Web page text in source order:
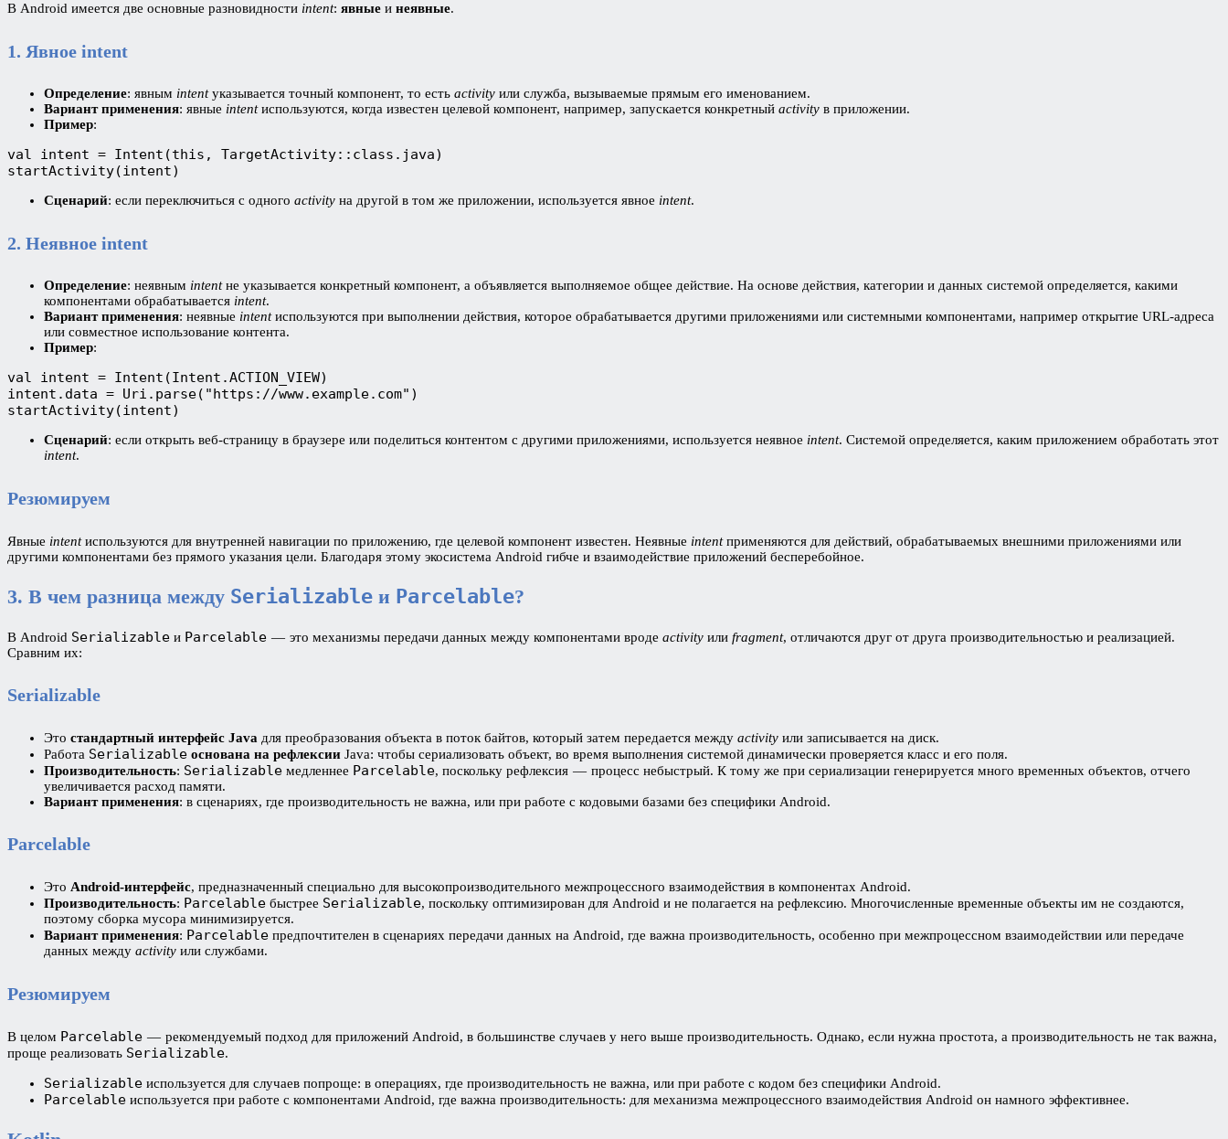
В Android имеется две основные разновидности intent: явные и неявные.
1. Явное intent
Определение: явным intentуказывается точный компонент, то есть activity или служба, вызываемые прямым его именованием.
Вариант применения: явные intentиспользуются, когда известен целевой компонент, например, запускается конкретный activity в приложении.
Пример:
val intent = Intent(this, TargetActivity::class.java)
startActivity(intent)
Сценарий: если переключиться с одного activity на другой в том же приложении, используется явное intent.
2. Неявное intent
Определение: неявным intentне указывается конкретный компонент, а объявляется выполняемое общее действие. На основе действия, категории и данных системой определяется, какими
компонентами обрабатывается intent.
Вариант применения: неявные intentиспользуются при выполнении действия, которое обрабатывается другими приложениями или системными компонентами, например открытие URL-адреса
или совместное использование контента.
Пример:
val intent = Intent(Intent.ACTION_VIEW)
intent.data = Uri.parse("https://www.example.com")
startActivity(intent)
Сценарий: если открыть веб-страницу в браузере или поделиться контентом с другими приложениями, используется неявное intent. Системой определяется, каким приложением обработать этот
intent.
Резюмируем
Явные intentиспользуются для внутренней навигации по приложению, где целевой компонент известен. Неявные intentприменяются для действий, обрабатываемых внешними приложениями или
другими компонентами без прямого указания цели. Благодаря этому экосистема Android гибче и взаимодействие приложений бесперебойное.
3. В чем разница между Serializable и Parcelable?
В Android Serializable и Parcelable — это механизмы передачи данных между компонентами вроде activity или fragment, отличаются друг от друга производительностью и реализацией.
Сравним их:
Serializable
Это стандартный интерфейс Java для преобразования объекта в поток байтов, который затем передается между activity или записывается на диск.
Работа Serializable основана на рефлексии Java: чтобы сериализовать объект, во время выполнения системой динамически проверяется класс и его поля.
Производительность: Serializable медленнее Parcelable, поскольку рефлексия — процесс небыстрый. К тому же при сериализации генерируется много временных объектов, отчего
увеличивается расход памяти.
Вариант применения: в сценариях, где производительность не важна, или при работе с кодовыми базами без специфики Android.
Parcelable
Это Android-интерфейс, предназначенный специально для высокопроизводительного межпроцессного взаимодействия в компонентах Android.
Производительность: Parcelable быстрее Serializable, поскольку оптимизирован для Android и не полагается на рефлексию. Многочисленные временные объекты им не создаются,
поэтому сборка мусора минимизируется.
Вариант применения: Parcelable предпочтителен в сценариях передачи данных на Android, где важна производительность, особенно при межпроцессном взаимодействии или передаче
данных между activity или службами.
Резюмируем
В целом Parcelable — рекомендуемый подход для приложений Android, в большинстве случаев у него выше производительность. Однако, если нужна простота, а производительность не так важна,
проще реализовать Serializable.
Serializable используется для случаев попроще: в операциях, где производительность не важна, или при работе с кодом без специфики Android.
Parcelable используется при работе с компонентами Android, где важна производительность: для механизма межпроцессного взаимодействия Android он намного эффективнее.